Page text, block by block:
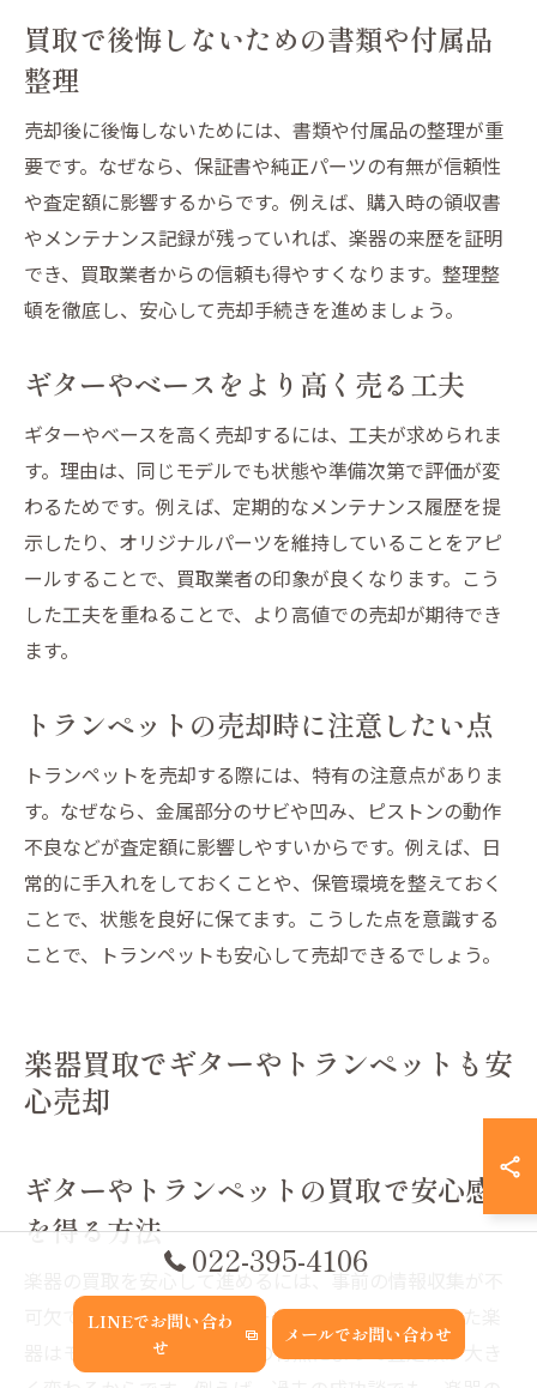
買取で後悔しないための書類や付属品
整理
売却後に後悔しないためには、書類や付属品の整理が重
要です。なぜなら、保証書や純正パーツの有無が信頼性
や査定額に影響するからです。例えば、購入時の領収書
やメンテナンス記録が残っていれば、楽器の来歴を証明
でき、買取業者からの信頼も得やすくなります。整理整
頓を徹底し、安心して売却手続きを進めましょう。
ギターやベースをより高く売る工夫
ギターやベースを高く売却するには、工夫が求められま
す。理由は、同じモデルでも状態や準備次第で評価が変
わるためです。例えば、定期的なメンテナンス履歴を提
示したり、オリジナルパーツを維持していることをアピ
ールすることで、買取業者の印象が良くなります。こう
した工夫を重ねることで、より高値での売却が期待でき
ます。
トランペットの売却時に注意したい点
トランペットを売却する際には、特有の注意点がありま
す。なぜなら、金属部分のサビや凹み、ピストンの動作
不良などが査定額に影響しやすいからです。例えば、日
常的に手入れをしておくことや、保管環境を整えておく
ことで、状態を良好に保てます。こうした点を意識する
ことで、トランペットも安心して売却できるでしょう。
楽器買取でギターやトランペットも安
心売却
ギターやトランペットの買取で安心感
を得る方法
楽器の買取を安心して進めるには、事前の情報収集が不
可欠です。なぜなら、ギターやトランペットといった楽
器はモデルや状態、付属品の有無によって査定額が大き
022-395-4106
LINEでお問い合わ
せ
メールでお問い合わせ